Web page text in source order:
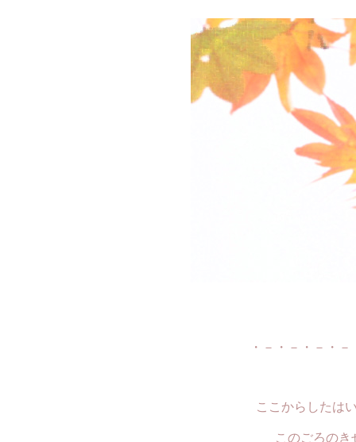
・－・－・－・
ここからしたは
このごろの